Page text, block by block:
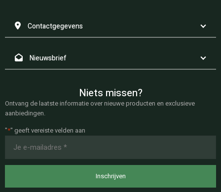
Contactgegevens
Nieuwsbrief
Niets missen?
Ontvang de laatste informatie over nieuwe producten en exclusieve
aanbiedingen.
"*" geeft vereiste velden aan
mailadres
*